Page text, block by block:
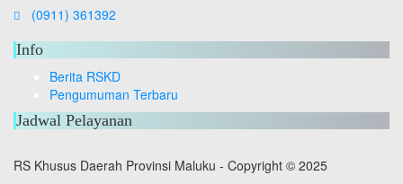
(0911) 361392
Info
Berita RSKD
Pengumuman Terbaru
Jadwal Pelayanan
RS Khusus Daerah Provinsi Maluku - Copyright © 2025